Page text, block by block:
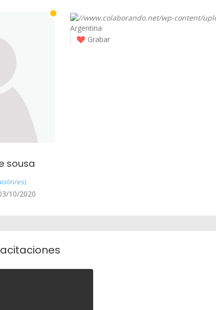
sousa
es)
10/2020
Argentina
Grabar